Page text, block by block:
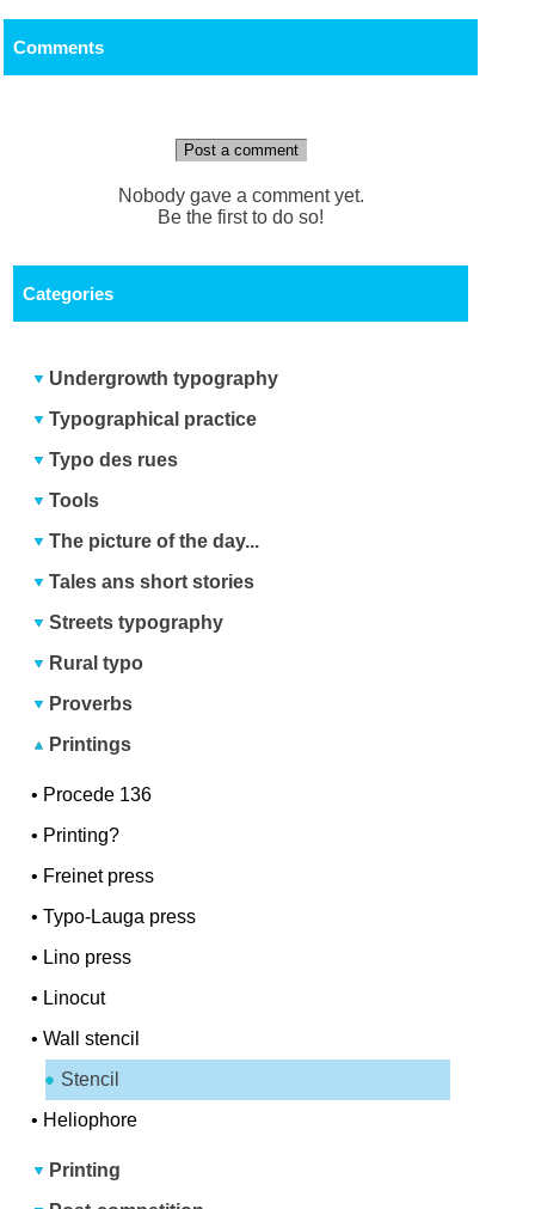
Comments
Post a comment
Nobody gave a comment yet.
Be the first to do so!
Categories
Undergrowth typography
Typographical practice
Typo des rues
Tools
The picture of the day...
Tales ans short stories
Streets typography
Rural typo
Proverbs
Printings
• Procede 136
• Printing?
• Freinet press
•Typo-Lauga press
• Lino press
• Linocut
•Wall stencil
Stencil
• Heliophore
Printing